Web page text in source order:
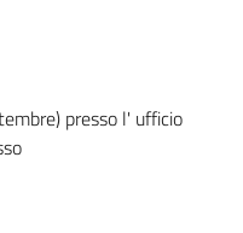
presso l' ufficio